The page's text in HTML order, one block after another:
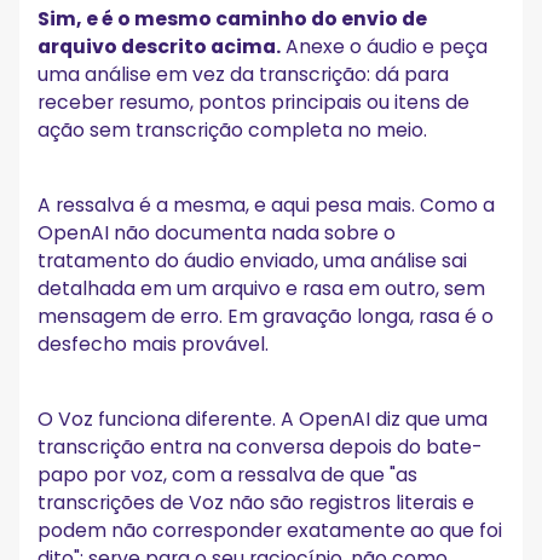
Sim, e é o mesmo caminho do envio de
arquivo descrito acima.Anexe o áudio e peça
uma análise em vez da transcrição: dá para
receber resumo, pontos principais ou itens de
ação sem transcrição completa no meio.
A ressalva é a mesma, e aqui pesa mais. Como a
OpenAI não documenta nada sobre o
tratamento do áudio enviado, uma análise sai
detalhada em um arquivo e rasa em outro, sem
mensagem de erro. Em gravação longa, rasa é o
desfecho mais provável.
O Voz funciona diferente. A OpenAI diz que uma
transcrição entra na conversa depois do bate-
papo por voz, com a ressalva de que "as
transcrições de Voz não são registros literais e
podem não corresponder exatamente ao que foi